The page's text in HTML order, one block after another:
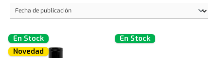
En Stock
Novedad
En Stock